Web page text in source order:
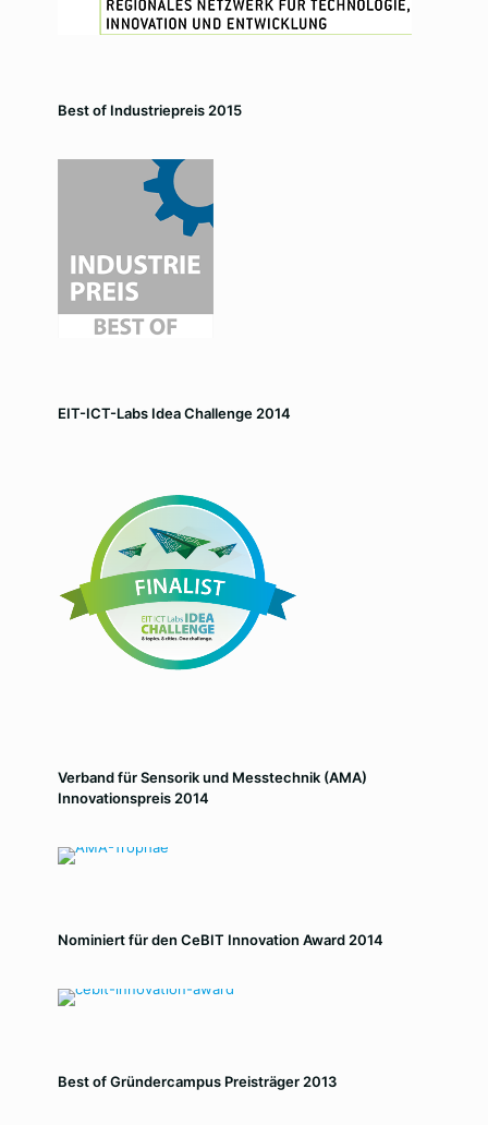
Best of Industriepreis 2015
EIT-ICT-Labs Idea Challenge 2014
Verband für Sensorik und Messtechnik (AMA)
Innovationspreis 2014
Nominiert für den CeBIT Innovation Award 2014
Best of Gründercampus Preisträger 2013